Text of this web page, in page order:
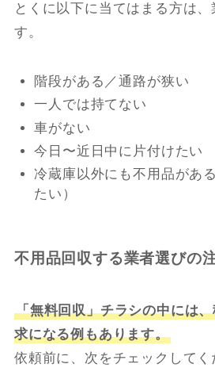
とくに以下に当てはまる方は
す。
階段がある／通路が狭い
一人では持てない
車がない
今日〜近日中に片付けたい
冷蔵庫以外にも不用品があ
たい）
不用品回収する業者選びの
「無料回収」チラシの中には
求になる例もあります。
依頼前に、次をチェックしてく